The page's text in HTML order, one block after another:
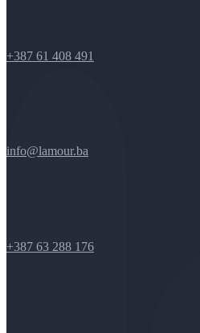
+387 61 408 491
info@lamour.ba
+387 63 288 176